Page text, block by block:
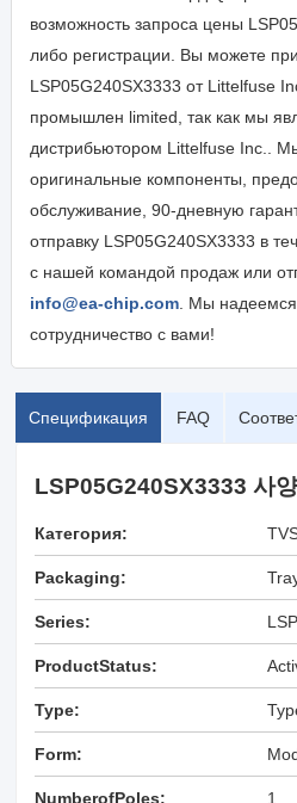
возможность запроса цены
либо регистрации. Вы можете
LSP05G240SX3333 от Littelfuse
промышлен limited, так как мы
дистрибьютором Littelfuse Inc..
оригинальные компоненты,
обслуживание, 90-дневную
отправку LSP05G240SX3333 в
с нашей командой продаж или
info@ea-chip.com. Мы надеемся
сотрудничество с вами!
Спецификация FAQ
LSP05G240SX3333 사
Категория:
Packaging:
Series: LSP
ProductStatus:
Type:
Form:
NumberofPoles: 1